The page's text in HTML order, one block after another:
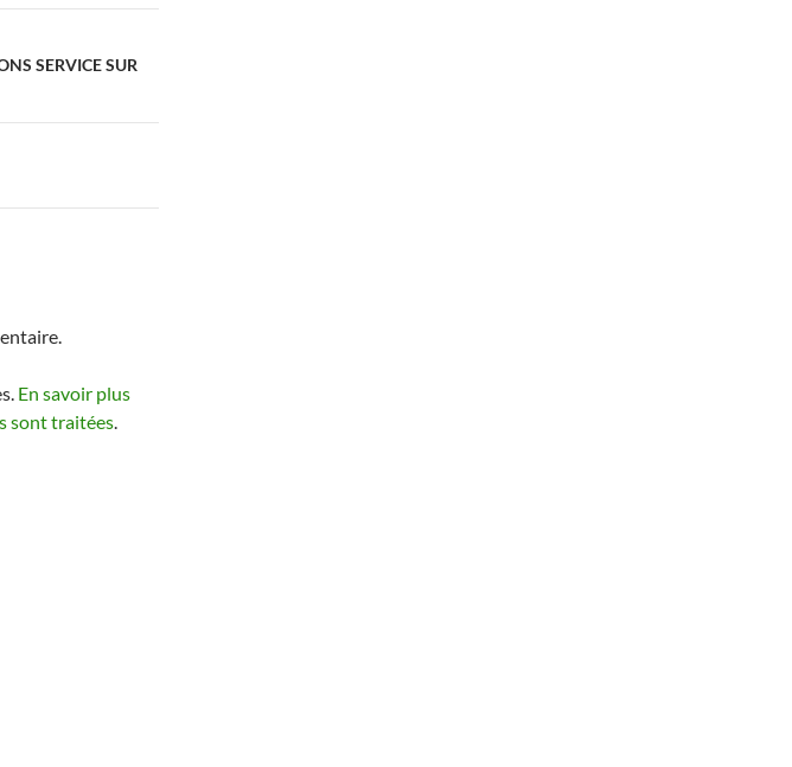
SERVICE SUR
En savoir plus
sont traitées.